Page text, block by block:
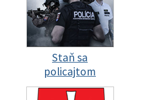
Staň sa
policajtom